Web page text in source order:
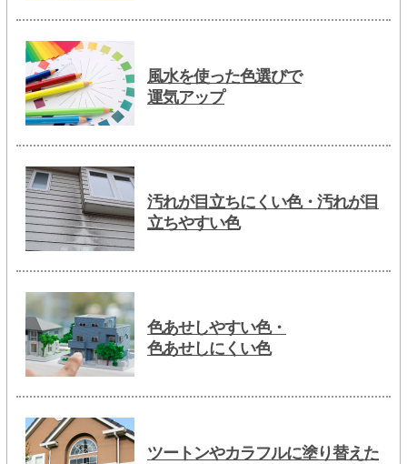
風水を使った色選びで
運気アップ
汚れが目立ちにくい色・汚れが目
立ちやすい色
色あせしやすい色・
色あせしにくい色
ツートンやカラフルに塗り替えた